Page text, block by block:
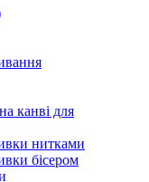
канві для
нитками
бісером